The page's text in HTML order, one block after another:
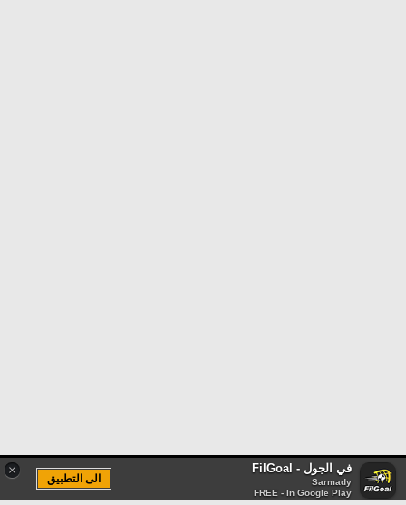
× في الجول - FilGoal
Sarmady
FREE - In Google Play
الى التطبيق